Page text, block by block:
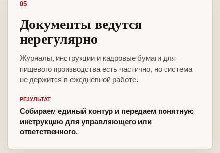
05
Документы ведутся
нерегулярно
Журналы, инструкции и кадровые бумаги для
пищевого производства есть частично, но система
не держится в ежедневной работе.
РЕЗУЛЬТАТ
Собираем единый контур и передаем понятную
инструкцию для управляющего или
ответственного.